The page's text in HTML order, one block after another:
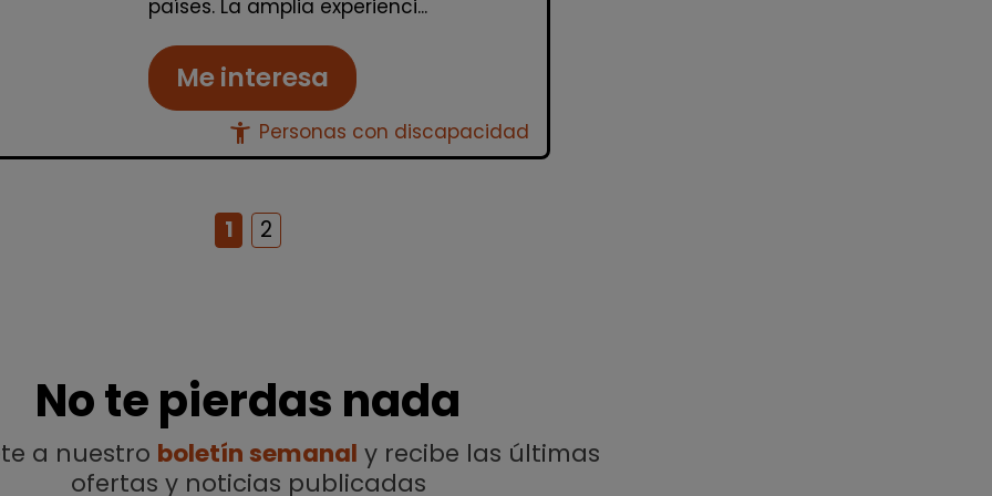
países. La amplia experienci...
Me interesa
accessibility_new Personas con discapacidad
1 2
No te pierdas nada
a nuestro boletín semanal y recibe las últimas
ofertas y noticias publicadas